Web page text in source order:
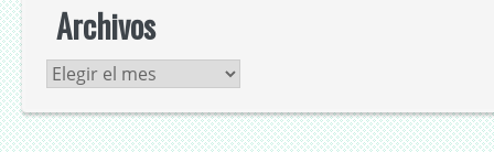
Archivos
Archivos